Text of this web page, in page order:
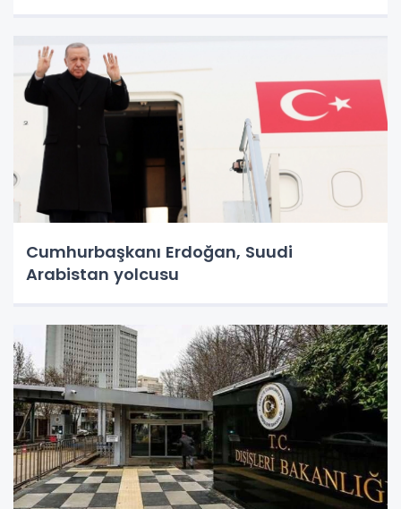
Cumhurbaşkanı Erdoğan, Suudi
Arabistan yolcusu